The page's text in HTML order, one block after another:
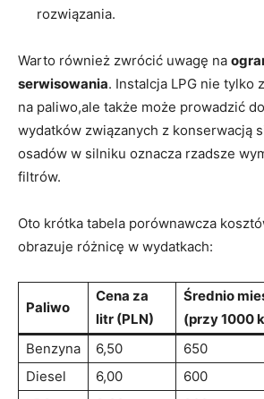
rozwiązania.
Warto również zwrócić uwagę na
serwisowania. Instalcja LPG nie tylko
na paliwo,ale także może prowadzić
wydatków związanych z konserwacją
osadów w silniku oznacza rzadsze
filtrów.
Oto krótka⁢ tabela ⁤porównawcza
⁤obrazuje różnicę w wydatkach:
Paliwo
Cena za
litr (PLN)
Średnio
(przy 1000
Benzyna
6,50
650
Diesel
6,00
600